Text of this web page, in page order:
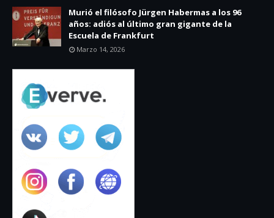
Murió el filósofo Jürgen Habermas a los 96
años: adiós al último gran gigante de la
Escuela de Frankfurt
Marzo 14, 2026